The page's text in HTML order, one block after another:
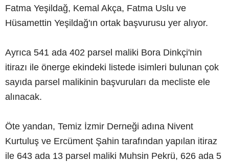
Fatma Yeşildağ, Kemal Akça, Fatma Uslu ve
Hüsamettin Yeşildağ'ın ortak başvurusu yer alıyor.
Ayrıca 541 ada 402 parsel maliki Bora Dinkçi'nin
itirazı ile önerge ekindeki listede isimleri bulunan çok
sayıda parsel malikinin başvuruları da mecliste ele
alınacak.
Öte yandan, Temiz İzmir Derneği adına Nivent
Kurtuluş ve Ercüment Şahin tarafından yapılan itiraz
ile 643 ada 13 parsel maliki Muhsin Pekrü, 626 ada 5